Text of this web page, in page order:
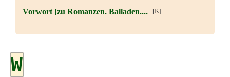
Vorwort [zu Romanzen. Balladen.... [K]
W